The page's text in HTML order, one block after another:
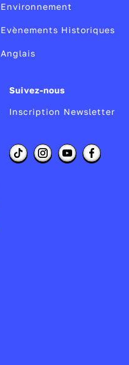
Environnement
Evènements Historiques
Anglais
Suivez-nous
Inscription Newsletter